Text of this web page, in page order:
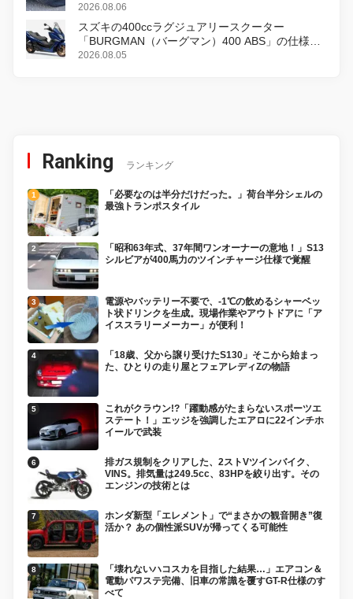
2026.08.06
スズキの400ccラグジュアリースクーター
「BURGMAN（バーグマン）400 ABS」の仕様を
変更し、8月18日に発売
2026.08.05
Ranking ランキング
「必要なのは半分だけだった。」荷台半分シェルの
最強トランポスタイル
「昭和63年式、37年間ワンオーナーの意地！」S13
シルビアが400馬力のツインチャージ仕様で覚醒
電源やバッテリー不要で、-1℃の飲めるシャーベッ
ト状ドリンクを生成。現場作業やアウトドアに「ア
イススラリーメーカー」が便利！
「18歳、父から譲り受けたS130」そこから始まっ
た、ひとりの走り屋とフェアレディZの物語
これがクラウン!?「躍動感がたまらないスポーツエ
ステート！」エッジを強調したエアロに22インチホ
イールで武装
排ガス規制をクリアした、2ストVツインバイク、
VINS。排気量は249.5cc、83HPを絞り出す。その
エンジンの技術とは
ホンダ新型「エレメント」で“まさかの観音開き”復
活か？ あの個性派SUVが帰ってくる可能性
「壊れないハコスカを目指した結果…」エアコン＆
電動パワステ完備、旧車の常識を覆すGT-R仕様のす
べて